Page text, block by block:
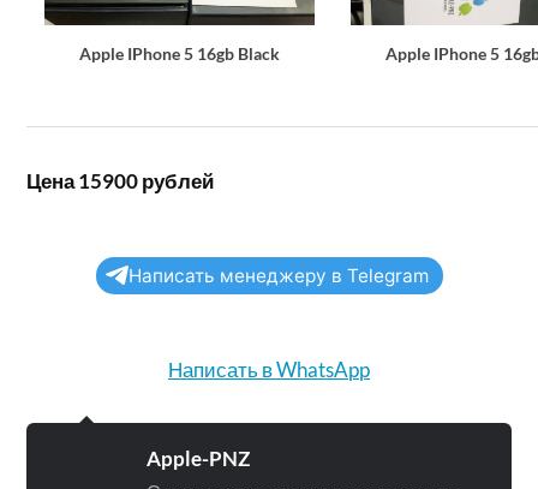
Apple IPhone 5 16gb Black Apple IPhone 5
Цена 15900 рублей
Написать менеджеру в Telegram
Написать в WhatsApp
Apple-PNZ